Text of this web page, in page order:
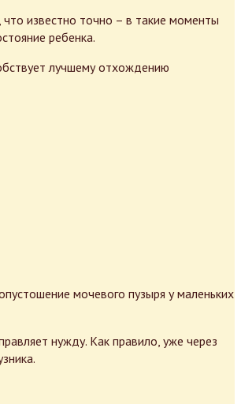
известно точно – в такие моменты
ребенка.
лучшему отхождению
мочевого пузыря у маленьких
нужду. Как правило, уже через